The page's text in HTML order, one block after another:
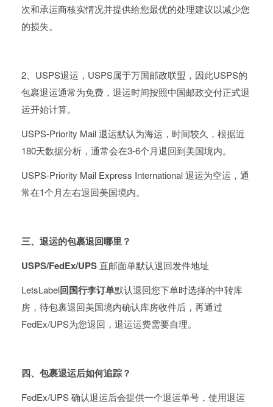
次和承运商核实情况并提供给您最优的处理建议以减少您
的损失。
2、USPS退运，USPS属于万国邮政联盟，因此USPS的
包裹退运通常为免费，退运时间按照中国邮政交付正式退
运开始计算。
USPS-Priority Mail 退运默认为海运，时间较久，根据近
180天数据分析，通常会在3-6个月退回到美国境内。
USPS-Priority Mail Express International 退运为空运，通
常在1个月左右退回美国境内。
三、退运的包裹退回哪里？
USPS/FedEx/UPS直邮面单默认退回发件地址
LetsLabel回国行李订单默认退回您下单时选择的中转库
房，待包裹退回美国境内确认库房收件后，再通过
FedEx/UPS为您退回，退运运费需要自理。
四、包裹退运后如何追踪？
FedEx/UPS 确认退运后会提供一个退运单号，使用退运